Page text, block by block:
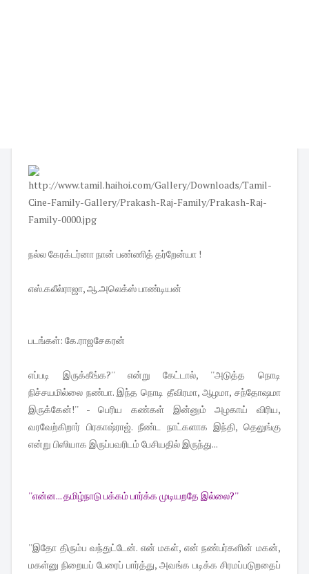
நல்ல கேரக்டர்னா நான் பண்ணித் தர்றேன்யா !
எஸ்.கலீல்ராஜா, ஆ.அலெக்ஸ் பாண்டியன்
படங்கள்: கே.ராஜசேகரன்
எப்படி இருக்கீங்க?'' என்று கேட்டால், ''அடுத்த நொடி
நிச்சயமில்லை நண்பா. இந்த நொடி தீவிரமா, ஆழமா, சந்தோஷமா
இருக்கேன்!'' - பெரிய கண்கள் இன்னும் அழகாய் விரிய,
வரவேற்கிறார் பிரகாஷ்ராஜ். நீண்ட நாட்களாக இந்தி, தெலுங்கு
என்று பிஸியாக இருப்பவரிடம் பேசியதில் இருந்து...
''என்ன... தமிழ்நாடு பக்கம் பார்க்க முடியறதே இல்லை?''
''இதோ திரும்ப வந்துட்டேன். என் மகள், என் நண்பர்களின் மகன்,
மகள்னு நிறையப் பேரைப் பார்த்து, அவங்க படிக்க சிரமப்படுறதைப்